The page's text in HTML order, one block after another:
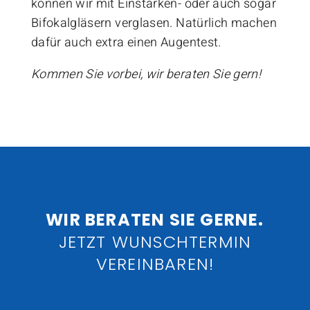
können wir mit Einstärken- oder auch sogar
Bifokalgläsern verglasen. Natürlich machen
dafür auch extra einen Augentest.
Kommen Sie vorbei, wir beraten Sie gern!
WIR BERATEN SIE GERNE.
JETZT WUNSCHTERMIN
VEREINBAREN!